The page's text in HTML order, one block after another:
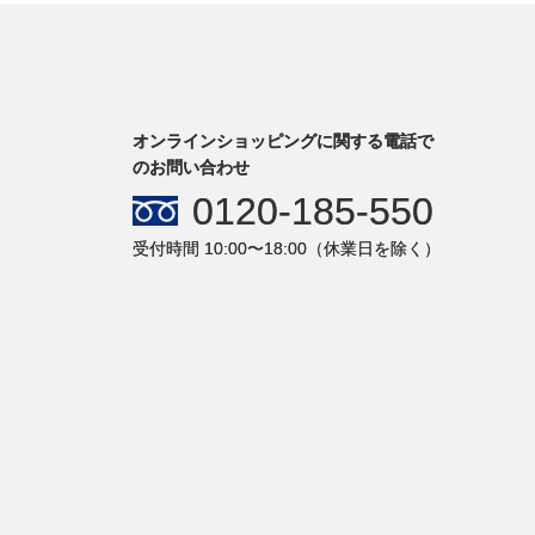
オンラインショッピングに関する電話で
のお問い合わせ
0120-185-550
受付時間 10:00〜18:00（休業日を除く）